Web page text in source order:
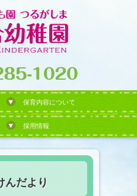
保育内容について
採用情報
んだより